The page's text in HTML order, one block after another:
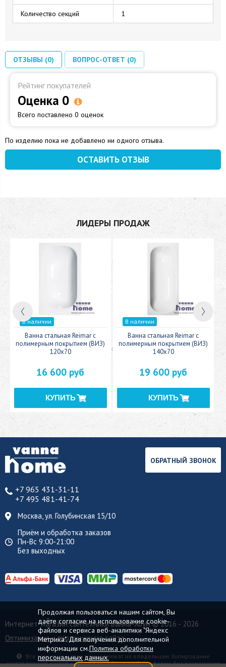
Количество секций 1
ОТЗЫВЫ (0) ВОПРОС-ОТВЕТ (0)
Рейтинг покупателей
Оценка 0
Всего поставлено 0 оценок
По изделию пока не добавлено ни одного отзыва.
ОСТАВИТЬ ОТЗЫВ
ЛИДЕРЫ ПРОДАЖ
В наличии
Ванна стальная Reimar с
полимерным покрытием (ВИЗ)
120x70
16 600 руб
В наличии
Ванна стальная Reimar с
полимерным покрытием (ВИЗ)
140x70
19 600 руб
+7 965 431-31-11
+7 495 481-41-74
Москва, ул. Голубинская 15/10
Приём и обработка заказов
Пн-Вс 9:00-21:00
Без выходных
ОБРАТНЫЙ ЗВОНОК
Интернет-магазин сантехники Ванна-Хоум© 2016 - 2026
Оптимизация и продвижение сайта
Все торговые марки принадлежат их владельцам. Копирование
составляющих частей сайта в какой бы то ни было форме без разрешения
Продолжая пользоваться нашим сайтом, Вы
даёте согласие на использование cookie-
файлов и сервиса веб-аналитики "Яндекс
Метрика". Для получения дополнительной
информации см.Политика обработки
персональных данных.